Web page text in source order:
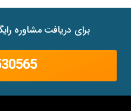
برای دریافت مشاوره